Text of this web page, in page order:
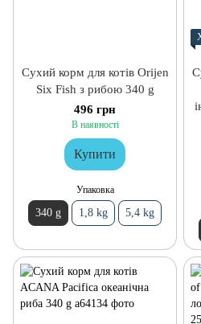
Сухий корм для котів Orijen
Six Fish з рибою 340 g
496 грн
В наявності
Купити
Упаковка
340 g 1,8 kg 5,4 kg